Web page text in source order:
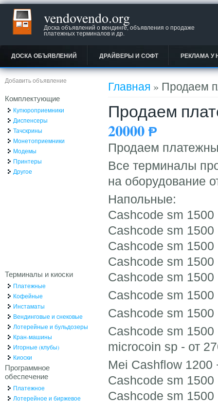
vendovendo.org
Доска объявлений о вендинге, объявления о продаже
платежных терминалов и др.
ДОСКА ОБЪЯВЛЕНИЙ ДРАЙВЕРЫ И СОФТ РЕКЛАМА У
Вы здесь
Главная » Продаем
Продаем
20000 Ᵽ
Продаем
Все терминалы
на оборудование
Напольные:
Cashcode sm
Cashcode sm
Cashcode sm
Cashcode sm
Cashcode sm
Cashcode sm
Cashcode sm
Cashcode sm
microcoin sp - от
Mei Cashflow 1200
Cashcode sm
Cashcode sm
Добавить объявление
Комплектующие
Купюроприемники
Диспенсеры
Тачскрины
Монетоприемники
Модемы
Принтеры
Другое
Терминалы и киоски
Платежные
Кофейные
Инстаматы
Вендинговые и снековые
Лотерейные и бульдозеры
Кран-машины
Игорные (клубы)
Киоски
Программное
обеспечение
Платежное
Лотерейное и биржевое